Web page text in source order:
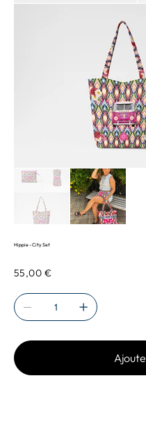
Hippie - City Set
Prix
55,00 €